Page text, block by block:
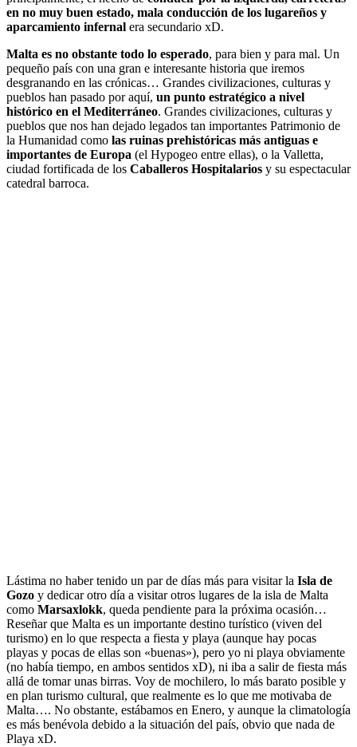
en no muy buen estado, mala conducción de los lugareños y
aparcamiento infernal era secundario xD.
Malta es no obstante todo lo esperado, para bien y para mal. Un
pequeño país con una gran e interesante historia que iremos
desgranando en las crónicas… Grandes civilizaciones, culturas y
pueblos han pasado por aquí, un punto estratégico a nivel
histórico en el Mediterráneo. Grandes civilizaciones, culturas y
pueblos que nos han dejado legados tan importantes Patrimonio de
la Humanidad como las ruinas prehistóricas más antiguas e
importantes de Europa (el Hypogeo entre ellas), o la Valletta,
ciudad fortificada de los Caballeros Hospitalarios y su espectacular
catedral barroca.
Lástima no haber tenido un par de días más para visitar la Isla de
Gozo y dedicar otro día a visitar otros lugares de la isla de Malta
como Marsaxlokk, queda pendiente para la próxima ocasión…
Reseñar que Malta es un importante destino turístico (viven del
turismo) en lo que respecta a fiesta y playa (aunque hay pocas
playas y pocas de ellas son «buenas»), pero yo ni playa obviamente
(no había tiempo, en ambos sentidos xD), ni iba a salir de fiesta más
allá de tomar unas birras. Voy de mochilero, lo más barato posible y
en plan turismo cultural, que realmente es lo que me motivaba de
Malta…. No obstante, estábamos en Enero, y aunque la climatología
es más benévola debido a la situación del país, obvio que nada de
Playa xD.